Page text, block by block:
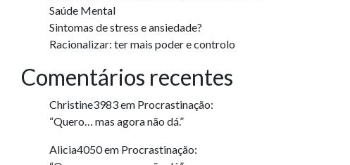
Saúde Mental
Sintomas de stress e ansiedade?
Racionalizar: ter mais poder e controlo
Comentários recentes
Christine3983em Procrastinação:
“Quero… mas agora não dá.”
Alicia4050em Procrastinação: